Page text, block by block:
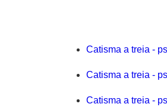
Catisma a treia -
Catisma a treia -
Catisma a treia -